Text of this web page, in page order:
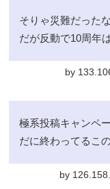
そりゃ災難だったな
だが反動で10周年
by
極系投稿キャンペ
だに終わってるこ
by